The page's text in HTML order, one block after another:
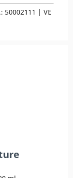
50002111 | VE